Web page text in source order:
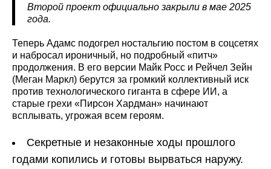
Второй проект официально закрыли в мае 2025
года.
Теперь Адамс подогрел ностальгию постом в соцсетях
и набросал ироничный, но подробный «питч»
продолжения. В его версии Майк Росс и Рейчел Зейн
(Меган Маркл) берутся за громкий коллективный иск
против технологического гиганта в сфере ИИ, а
старые грехи «Пирсон Хардман» начинают
всплывать, угрожая всем героям.
Секретные и незаконные ходы прошлого
годами копились и готовы вырваться наружу.